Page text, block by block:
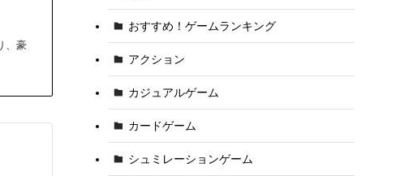
、豪
おすすめ！ゲームランキング
アクション
カジュアルゲーム
カードゲーム
シュミレーションゲーム